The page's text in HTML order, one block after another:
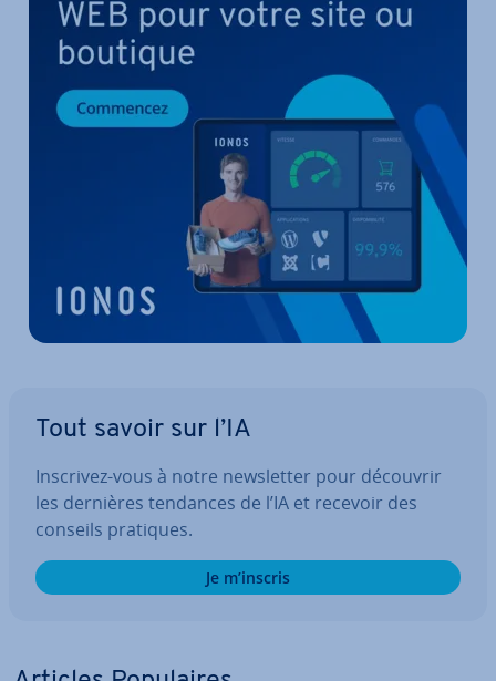
Tout savoir sur l’IA
Inscrivez-vous à notre news­let­ter pour découvrir
les dernières tendances de l’IA et recevoir des
conseils pratiques.
Je m’inscris